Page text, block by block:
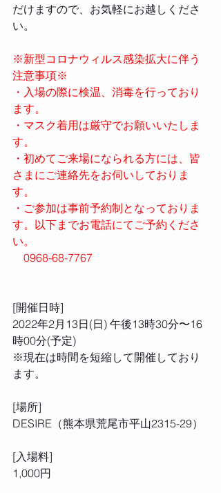
だけますので、お気軽にお越しくださ
い。
※新型コロナウィルス感染拡大に伴う
注意事項※
・入場の際に検温、消毒を行っており
ます。
・マスク着用は厳守でお願いいたしま
す。
・初めてご来場になられる方には、皆
さまにご連絡先をお伺いしておりま
す。
・ご参加は事前予約制となっておりま
す。以下までお電話にてご予約くださ
い。
0968-68-7767
[開催日時]
2022年2月13日(日) 午後13時30分〜16
時00分(予定)
※現在は時間を短縮して開催しており
ます。
[場所]
DESIRE（熊本県荒尾市平山2315-29）
[入場料]
1,000円